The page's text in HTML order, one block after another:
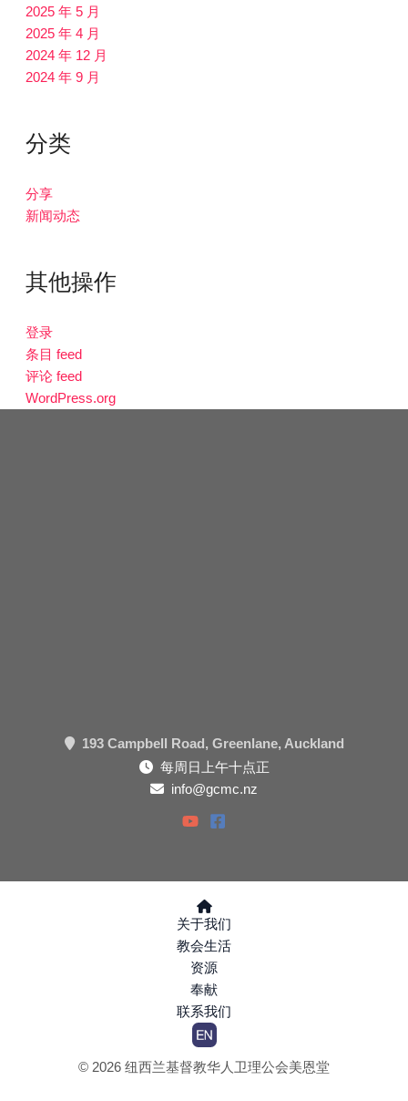
2025 年 5 月
2025 年 4 月
2024 年 12 月
2024 年 9 月
分类
分享
新闻动态
其他操作
登录
条目 feed
评论 feed
WordPress.org
193 Campbell Road, Greenlane, Auckland
每周日上午十点正
info@gcmc.nz
关于我们
教会生活
资源
奉献
联系我们
© 2026 纽西兰基督教华人卫理公会美恩堂